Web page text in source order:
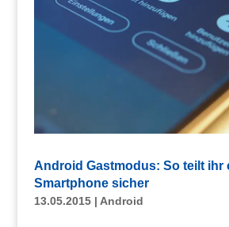
Android Gastmodus: So teilt ihr
Smartphone sicher
13.05.2015| Android